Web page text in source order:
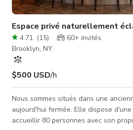
Espace privé naturellement
4.71 (15) 60+ invités
Brooklyn, NY
$500 USD/h
Nous sommes situés dans une
aujourd'hui fermée. Elle dispose
accueillir 80 personnes avec son